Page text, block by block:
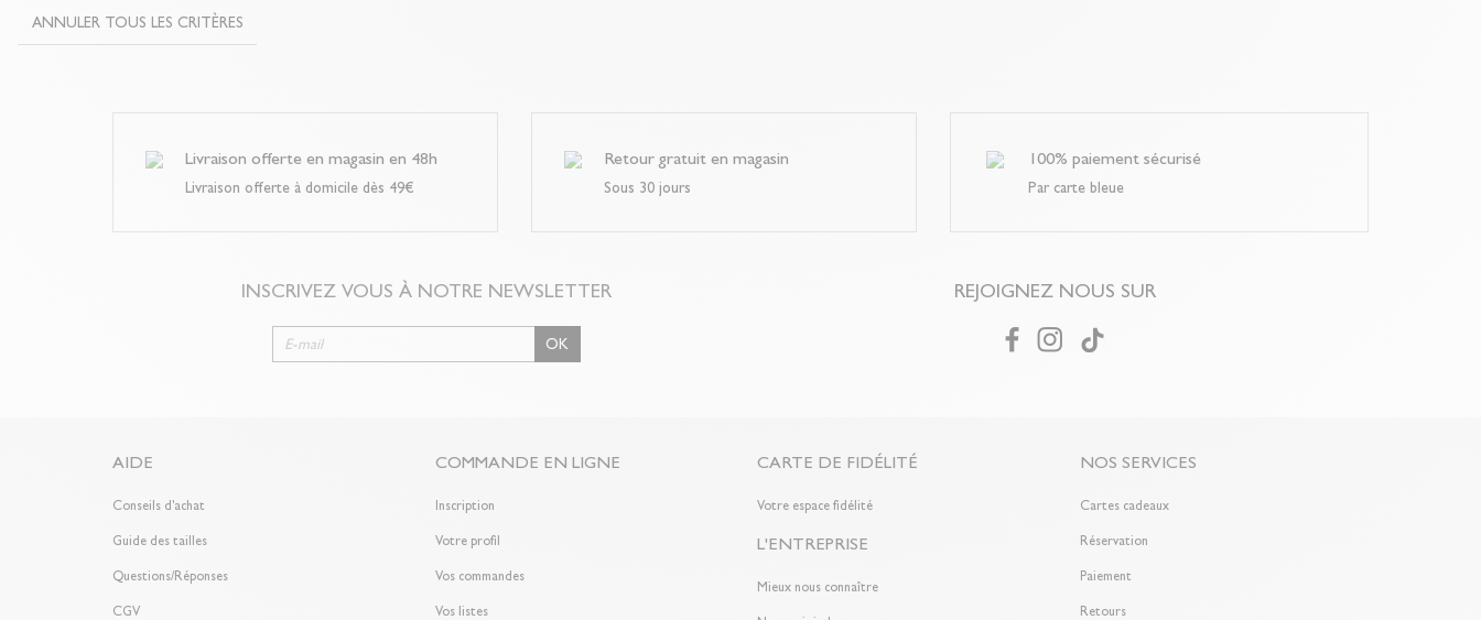
ANNULER TOUS LES CRITÈRES
Livraison offerte en magasin en 48h
Livraison offerte à domicile dès 49€
Retour gratuit en magasin
Sous 30 jours
100% paiement sécurisé
Par carte bleue
INSCRIVEZ VOUS À NOTRE NEWSLETTER
OK
REJOIGNEZ NOUS SUR
AIDE
Conseils d'achat
Guide des tailles
Questions/Réponses
CGV
COMMANDE EN LIGNE
Inscription
Votre profil
Vos commandes
Vos listes
CARTE DE FIDÉLITÉ
Votre espace fidélité
L'ENTREPRISE
Mieux nous connaître
NOS SERVICES
Cartes cadeaux
Réservation
Paiement
Retours